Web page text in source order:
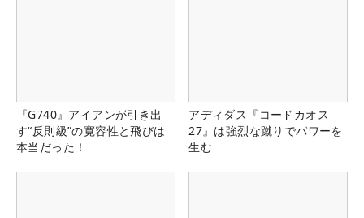
『G740』アイアンが引き出
す“反則級”の寛容性と飛びは
本当だった！
アディダス『コードカオス
27』は強烈な蹴りでパワーを
生む